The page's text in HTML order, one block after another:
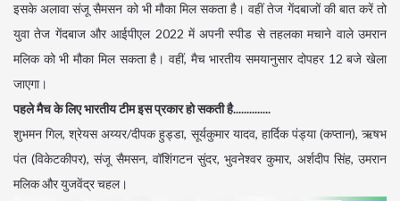
इसके अलावा संजू सैमसन को भी मौका मिल सकता है। वहीं तेज गेंदबाजों की बात करें तो
युवा तेज गेंदबाज और आईपीएल 2022 में अपनी स्पीड से तहलका मचाने वाले उमरान
मलिक को भी मौका मिल सकता है। वहीं, मैच भारतीय समयानुसार दोपहर 12 बजे खेला
जाएगा।
पहले मैच के लिए भारतीय टीम इस प्रकार हो सकती है..............
शुभमन गिल, श्रेयस अय्यर/दीपक हुड्डा, सूर्यकुमार यादव, हार्दिक पंड्या (कप्तान), ऋषभ
पंत (विकेटकीपर), संजू सैमसन, वॉशिंगटन सुंदर, भुवनेश्वर कुमार, अर्शदीप सिंह, उमरान
मलिक और युजवेंद्र चहल।